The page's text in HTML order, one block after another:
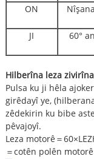
ON
JI
60°
Hilberîna leza
Pulsa ku ji hêla
girêdayî ye,
zêdekirin ku bibe
pêvajoyî.
Leza motorê＝
＝cotên polên